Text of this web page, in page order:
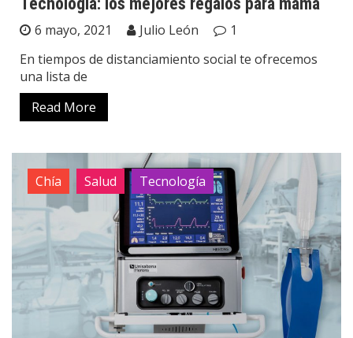
6 mayo, 2021 Julio León
1
En tiempos de distanciamiento social te ofrecemos
una lista de
Read More
Chía Salud Tecnología